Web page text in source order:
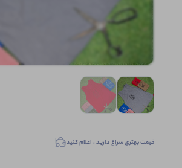
قیمت بهتری سراغ دارید ، اعلام کنید